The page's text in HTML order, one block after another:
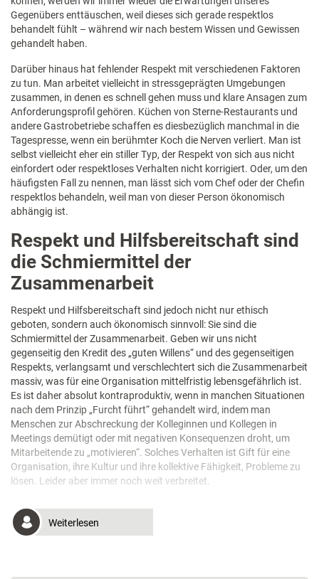
Gegenübers enttäuschen, weil dieses sich gerade respektlos
behandelt fühlt – während wir nach bestem Wissen und Gewissen
gehandelt haben.
Darüber hinaus hat fehlender Respekt mit verschiedenen Faktoren
zu tun. Man arbeitet vielleicht in stressgeprägten Umgebungen
zusammen, in denen es schnell gehen muss und klare Ansagen zum
Anforderungsprofil gehören. Küchen von Sterne-Restaurants und
andere Gastrobetriebe schaffen es diesbezüglich manchmal in die
Tagespresse, wenn ein berühmter Koch die Nerven verliert. Man ist
selbst vielleicht eher ein stiller Typ, der Respekt von sich aus nicht
einfordert oder respektloses Verhalten nicht korrigiert. Oder, um den
häufigsten Fall zu nennen, man lässt sich vom Chef oder der Chefin
respektlos behandeln, weil man von dieser Person ökonomisch
abhängig ist.
Respekt und Hilfsbereitschaft sind
die Schmiermittel der
Zusammenarbeit
Respekt und Hilfsbereitschaft sind jedoch nicht nur ethisch
geboten, sondern auch ökonomisch sinnvoll: Sie sind die
Schmiermittel der Zusammenarbeit. Geben wir uns nicht
gegenseitig den Kredit des „guten Willens“ und des gegenseitigen
Respekts, verlangsamt und verschlechtert sich die Zusammenarbeit
massiv, was für eine Organisation mittelfristig lebensgefährlich ist.
Es ist daher absolut kontraproduktiv, wenn in manchen Situationen
nach dem Prinzip „Furcht führt“ gehandelt wird, indem man
Menschen zur Abschreckung der Kolleginnen und Kollegen in
Meetings demütigt oder mit negativen Konsequenzen droht, um
Mitarbeitende zu „motivieren“. Solches Verhalten ist Gift für eine
Organisation, ihre Kultur und ihre kollektive Fähigkeit, Probleme zu
lösen. Leider aber immer noch weit verbreitet.
Weiterlesen